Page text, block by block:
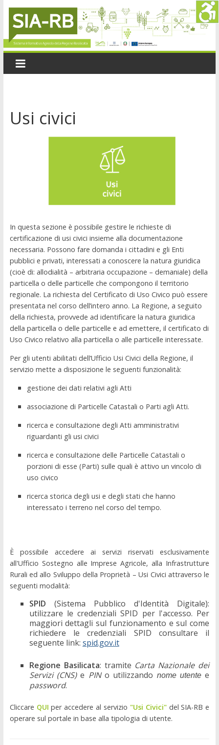
Usi civici
In questa sezione è possibile gestire le richieste di
certificazione di usi civici insieme alla documentazione
necessaria. Possono fare domanda i cittadini e gli Enti
pubblici e privati, interessati a conoscere la natura giuridica
(cioè di: allodialità – arbitraria occupazione – demaniale) della
particella o delle particelle che compongono il territorio
regionale. La richiesta del Certificato di Uso Civico può essere
presentata nel corso dell’intero anno. La Regione, a seguito
della richiesta, provvede ad identificare la natura giuridica
della particella o delle particelle e ad emettere, il certificato di
Uso Civico relativo alla particella o alle particelle interessate.
Per gli utenti abilitati dell’Ufficio Usi Civici della Regione, il
servizio mette a disposizione le seguenti funzionalità:
gestione dei dati relativi agli Atti
associazione di Particelle Catastali o Parti agli Atti.
ricerca e consultazione degli Atti amministrativi
riguardanti gli usi civici
ricerca e consultazione delle Particelle Catastali o
porzioni di esse (Parti) sulle quali è attivo un vincolo di
uso civico
ricerca storica degli usi e degli stati che hanno
interessato i terreno nel corso del tempo.
È possibile accedere ai servizi riservati esclusivamente
all'Ufficio Sostegno alle Imprese Agricole, alla Infrastrutture
Rurali ed allo Sviluppo della Proprietà – Usi Civici attraverso le
seguenti modalità:
SPID (Sistema Pubblico d'Identità Digitale):
utilizzare le credenziali SPID per l'accesso. Per
maggiori dettagli sul funzionamento e sul come
richiedere le credenziali SPID consultare il
seguente link: spid.gov.it
Regione Basilicata: tramite Carta Nazionale dei
Servizi (CNS)e PINo utilizzando nome utentee
password.
Cliccare QUI per accedere al servizio "Usi Civici" del SIA-RB e
operare sul portale in base alla tipologia di utente.